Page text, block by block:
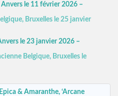
le 11 février 2026 –
Bruxelles le 25 janvier
le 23 janvier 2026 –
Belgique, Bruxelles le
& Amaranthe, ‘Arcane